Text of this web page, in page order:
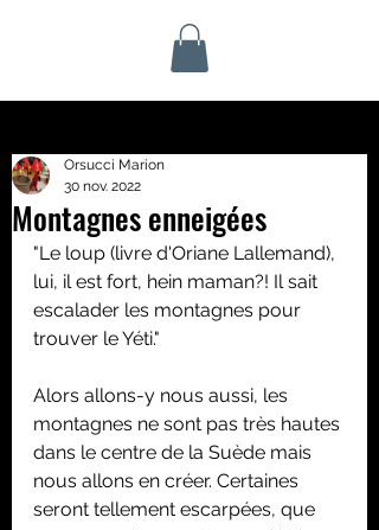
Montagnes enneigées
Orsucci Marion
30 nov. 2022
"Le loup (livre d'Oriane Lallemand),
lui, il est fort, hein maman?! Il sait
escalader les montagnes pour
trouver le Yéti."
Alors allons-y nous aussi, les
montagnes ne sont pas très hautes
dans le centre de la Suède mais
nous allons en créer. Certaines
seront tellement escarpées, que